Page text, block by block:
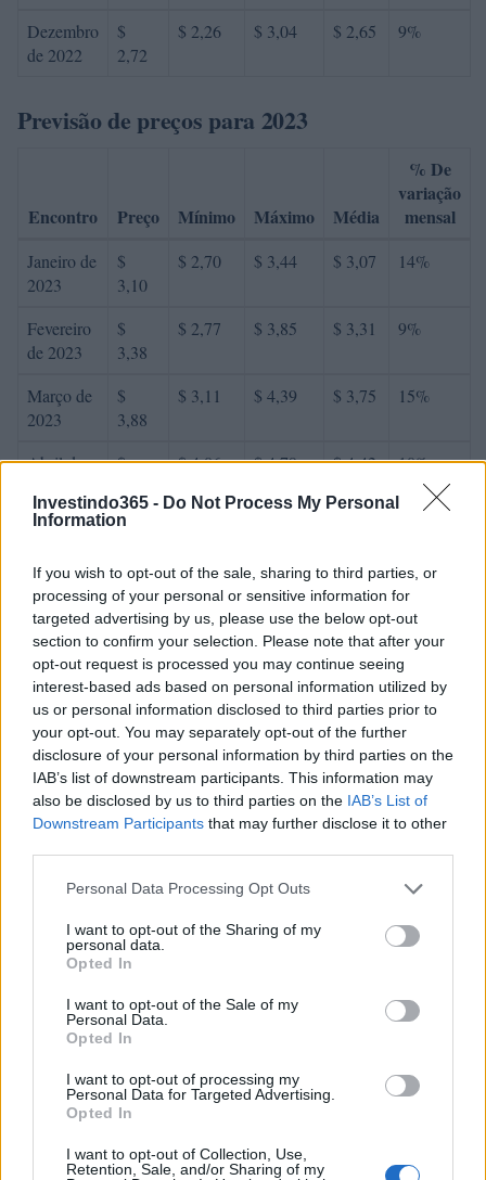
Investindo365 - Do Not Process My Personal
Information
If you wish to opt-out of the sale, sharing to third parties, or
processing of your personal or sensitive information for
targeted advertising by us, please use the below opt-out
section to confirm your selection. Please note that after your
opt-out request is processed you may continue seeing
interest-based ads based on personal information utilized by
us or personal information disclosed to third parties prior to
your opt-out. You may separately opt-out of the further
disclosure of your personal information by third parties on the
IAB’s list of downstream participants. This information may
also be disclosed by us to third parties on the IAB’s List of
Downstream Participants that may further disclose it to other
Please note that this website/app uses one or more Google
not limited to your visit or usage behaviour. You may click to
grant or deny consent to Google and its third-party tags to
use your data for below specified purposes in below Google
consent section.
Personal Data Processing Opt Outs
I want to opt-out of the Sharing of my
personal data.
Opted In
I want to opt-out of the Sale of my
Personal Data.
Opted In
I want to opt-out of processing my
Personal Data for Targeted Advertising.
Opted In
I want to opt-out of Collection, Use,
Retention, Sale, and/or Sharing of my
Dezembro
de 2022
$
2,72
$ 2,26 $ 3,04 $ 2,65 9%
Previsão de preços para 2023
Encontro Preço Mínimo Máximo Média
% De
variação
mensal
Janeiro de
2023
$
3,10
$ 2,70 $ 3,44 $ 3,07 14%
Fevereiro
de 2023
$
3,38
$ 2,77 $ 3,85 $ 3,31 9%
Março de
2023
$
3,88
$ 3,11 $ 4,39 $ 3,75 15%
Abril de
$
$ 4,06 $ 4,79 $ 4,42 10%
Maio de
$
Junho de
2023
$
4,26
$ 3,49 $ 4,73 $ 4,11 6%
Julho de
2023
$
4,64
$ 4,13 $ 5,01 $ 4,57 9%
Agosto de
2023
$
4,97
$ 4,72 $ 5,26 $ 4,99 7%
Setembro
de 2023
$
5,26
$ 4,68 $ 6,32 $ 5,50 6%
de 2023
4,89
Novembro
de 2023
$
5,09
$ 4,43 $ 5,35 4%
Dezembro
de 2023
$
5,50
$ 4,95 $ 5,83 8%
Previsão de preços para 2024
variação